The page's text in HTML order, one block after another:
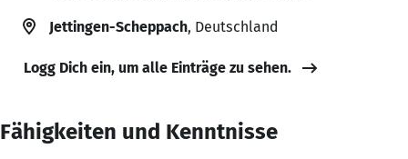
Jettingen-Scheppach, Deutschland
Logg Dich ein, um alle Einträge zu sehen.
Fähigkeiten und Kenntnisse